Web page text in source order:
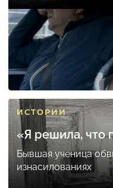
ИСТОРИИ
«Я решила, что
Бывшая ученица
изнасилованиях